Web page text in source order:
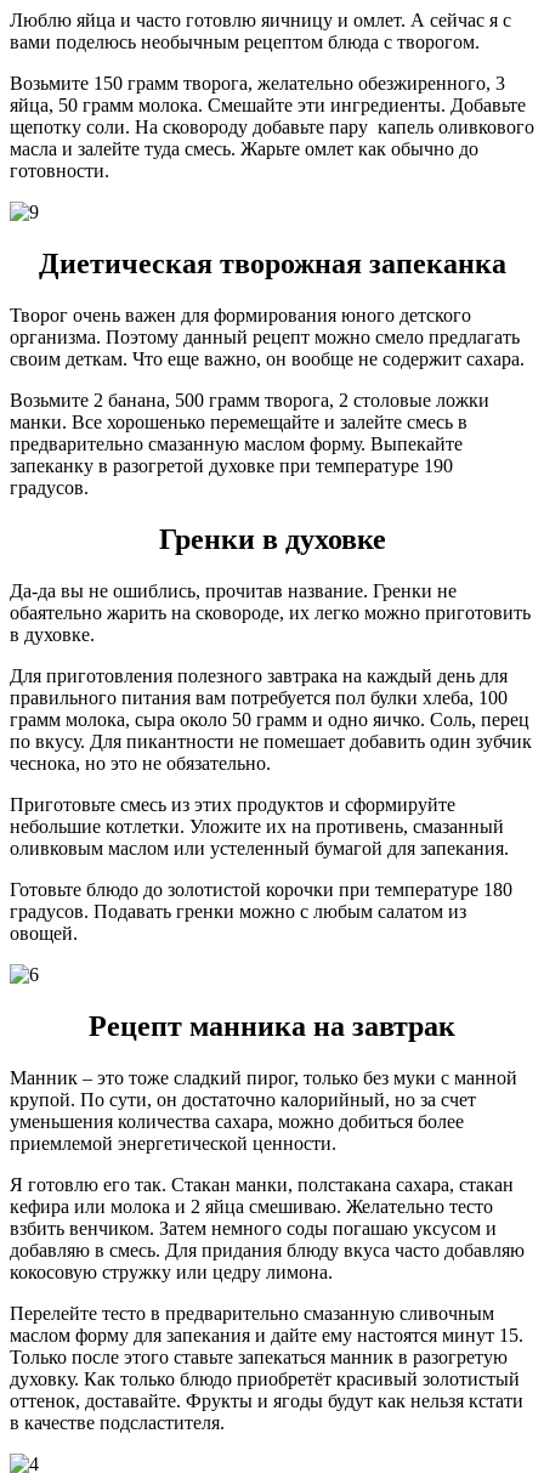
Люблю яйца и часто готовлю яичницу и омлет. А сейчас я с
вами поделюсь необычным рецептом блюда с творогом.
Возьмите 150 грамм творога, желательно обезжиренного, 3
яйца, 50 грамм молока. Смешайте эти ингредиенты. Добавьте
щепотку соли. На сковороду добавьте пару капель оливкового
масла и залейте туда смесь. Жарьте омлет как обычно до
готовности.
Диетическая творожная запеканка
Творог очень важен для формирования юного детского
организма. Поэтому данный рецепт можно смело предлагать
своим деткам. Что еще важно, он вообще не содержит сахара.
Возьмите 2 банана, 500 грамм творога, 2 столовые ложки
манки. Все хорошенько перемещайте и залейте смесь в
предварительно смазанную маслом форму. Выпекайте
запеканку в разогретой духовке при температуре 190
градусов.
Гренки в духовке
Да-да вы не ошиблись, прочитав название. Гренки не
обаятельно жарить на сковороде, их легко можно приготовить
в духовке.
Для приготовления полезного завтрака на каждый день для
правильного питания вам потребуется пол булки хлеба, 100
грамм молока, сыра около 50 грамм и одно яичко. Соль, перец
по вкусу. Для пикантности не помешает добавить один зубчик
чеснока, но это не обязательно.
Приготовьте смесь из этих продуктов и сформируйте
небольшие котлетки. Уложите их на противень, смазанный
оливковым маслом или устеленный бумагой для запекания.
Готовьте блюдо до золотистой корочки при температуре 180
градусов. Подавать гренки можно с любым салатом из
овощей.
Рецепт манника на завтрак
Манник – это тоже сладкий пирог, только без муки с манной
крупой. По сути, он достаточно калорийный, но за счет
уменьшения количества сахара, можно добиться более
приемлемой энергетической ценности.
Я готовлю его так. Стакан манки, полстакана сахара, стакан
кефира или молока и 2 яйца смешиваю. Желательно тесто
взбить венчиком. Затем немного соды погашаю уксусом и
добавляю в смесь. Для придания блюду вкуса часто добавляю
кокосовую стружку или цедру лимона.
Перелейте тесто в предварительно смазанную сливочным
маслом форму для запекания и дайте ему настоятся минут 15.
Только после этого ставьте запекаться манник в разогретую
духовку. Как только блюдо приобретёт красивый золотистый
оттенок, доставайте. Фрукты и ягоды будут как нельзя кстати
в качестве подсластителя.